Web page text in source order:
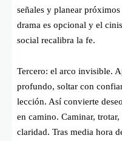
señales y planear
drama es opcional y el
social recalibra la fe.
Tercero: el arco invisible.
profundo, soltar con
lección. Así convierte
en camino. Caminar,
claridad. Tras media hora